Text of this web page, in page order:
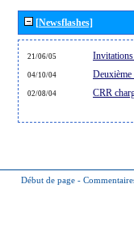
[Newsflashes]
21/06/05 Invitations
04/10/04
02/08/04 CRR
Début de page -